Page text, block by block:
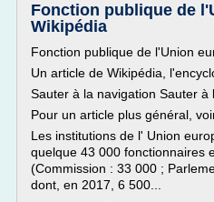
Fonction publique de
Wikipédia
Fonction publique de l'Union
Un article de Wikipédia,
Sauter à la navigation Sauter à
Pour un article plus général,
Les institutions de l' Union
quelque 43 000 fonctionnaires
(Commission : 33 000 ;
dont, en 2017, 6 500...